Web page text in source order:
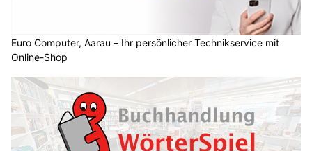
Euro Computer, Aarau – Ihr persönlicher Technikservice mit
Online-Shop